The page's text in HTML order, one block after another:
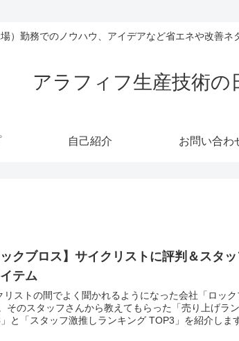
）勤務でのノウハウ、アイデアなど省エネや改善ネ
アラフィフ生産技術の
自己紹介 お問い合わ
ックブロス】サイクリストに評判＆スタ
テム
リストの間でよく聞かれるようになった会社「ロック
そのスタッフさんから教えてもらった「売り上げラ
と「スタッフ激推しランキング TOP3」を紹介しま